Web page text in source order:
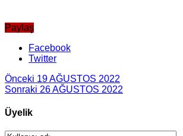
Paylaş
Facebook
Twitter
Önceki 19 AĞUSTOS 2022
Sonraki 26 AĞUSTOS 2022
Üyelik